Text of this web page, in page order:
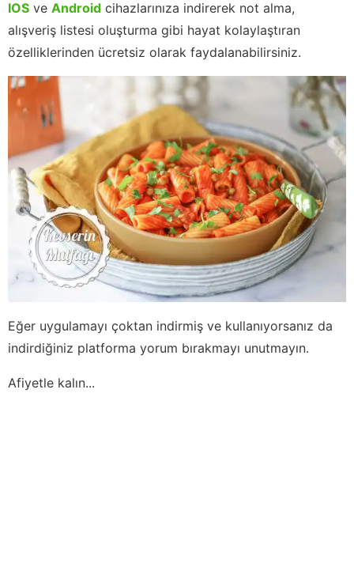
IOS ve Android cihazlarınıza indirerek not alma,
alışveriş listesi oluşturma gibi hayat kolaylaştıran
özelliklerinden ücretsiz olarak faydalanabilirsiniz.
Eğer uygulamayı çoktan indirmiş ve kullanıyorsanız da
indirdiğiniz platforma yorum bırakmayı unutmayın.
Afiyetle kalın...